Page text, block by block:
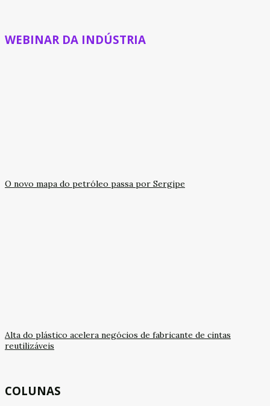
WEBINAR DA INDÚSTRIA
O novo mapa do petróleo passa por Sergipe
Alta do plástico acelera negócios de fabricante de cintas
reutilizáveis
COLUNAS